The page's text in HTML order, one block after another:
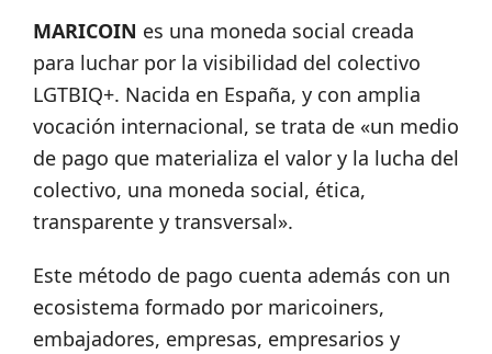
MARICOIN es una moneda social creada
para luchar por la visibilidad del colectivo
LGTBIQ+. Nacida en España, y con amplia
vocación internacional, se trata de «un medio
de pago que materializa el valor y la lucha del
colectivo, una moneda social, ética,
transparente y transversal».
Este método de pago cuenta además con un
ecosistema formado por maricoiners,
embajadores, empresas, empresarios y